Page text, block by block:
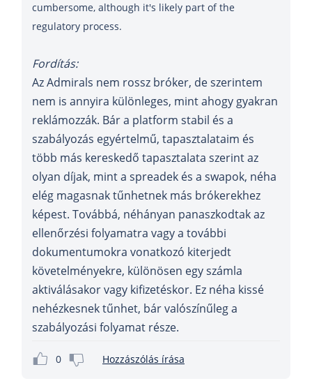
cumbersome, although it's likely part of the
regulatory process.
Fordítás:
Az Admirals nem rossz bróker, de szerintem
nem is annyira különleges, mint ahogy gyakran
reklámozzák. Bár a platform stabil és a
szabályozás egyértelmű, tapasztalataim és
több más kereskedő tapasztalata szerint az
olyan díjak, mint a spreadek és a swapok, néha
elég magasnak tűnhetnek más brókerekhez
képest. Továbbá, néhányan panaszkodtak az
ellenőrzési folyamatra vagy a további
dokumentumokra vonatkozó kiterjedt
követelményekre, különösen egy számla
aktiválásakor vagy kifizetéskor. Ez néha kissé
nehézkesnek tűnhet, bár valószínűleg a
szabályozási folyamat része.
0 Hozzászólás írása